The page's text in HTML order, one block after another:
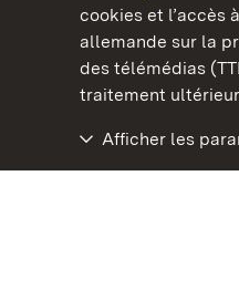
cookies et l’accès
allemande sur la
des télémédias
traitement ultérieur
Afficher les
Monastère de